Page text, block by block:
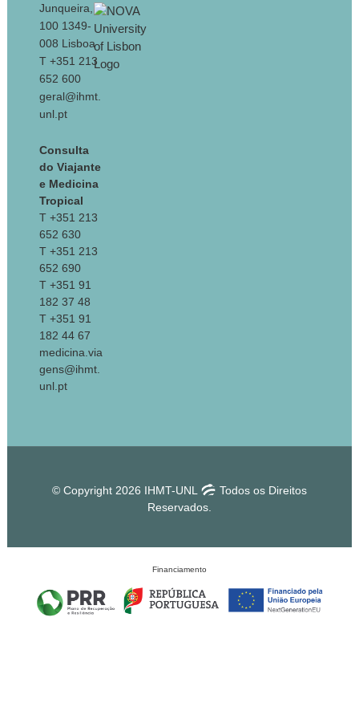
Junqueira,
100 1349-
008 Lisboa
T +351 213
652 600
geral@ihmt.
unl.pt
Consulta
do Viajante
e Medicina
Tropical
T +351 213
652 630
T +351 213
652 690
T +351 91
182 37 48
T +351 91
182 44 67
medicina.via
gens@ihmt.
unl.pt
© Copyright 2026 IHMT-UNL
Todos os Direitos
Reservados.
Financiamento